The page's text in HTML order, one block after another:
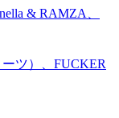
& RAMZA、
ツ）、FUCKER